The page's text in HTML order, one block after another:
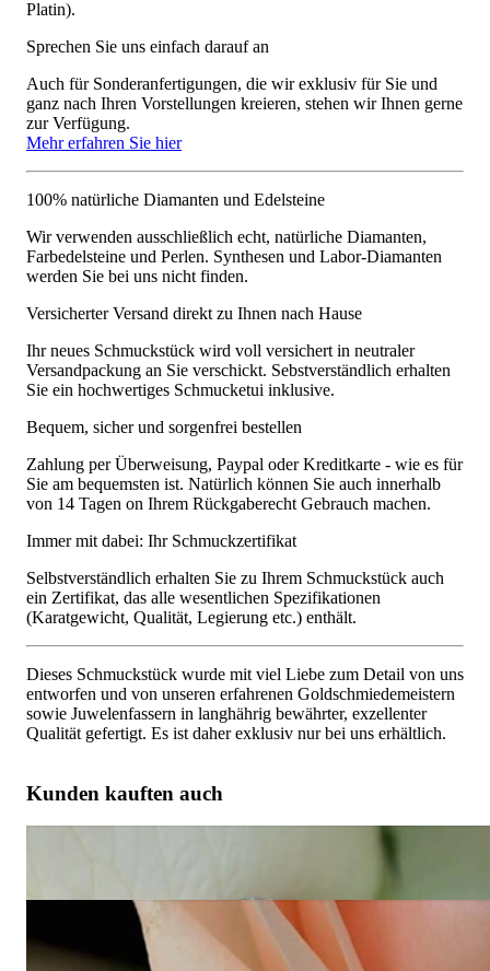
Platin).
Sprechen Sie uns einfach darauf an
Auch für Sonderanfertigungen, die wir exklusiv für Sie und
ganz nach Ihren Vorstellungen kreieren, stehen wir Ihnen gerne
zur Verfügung.
Mehr erfahren Sie hier
100% natürliche Diamanten und Edelsteine
Wir verwenden ausschließlich echt, natürliche Diamanten,
Farbedelsteine und Perlen. Synthesen und Labor-Diamanten
werden Sie bei uns nicht finden.
Versicherter Versand direkt zu Ihnen nach Hause
Ihr neues Schmuckstück wird voll versichert in neutraler
Versandpackung an Sie verschickt. Sebstverständlich erhalten
Sie ein hochwertiges Schmucketui inklusive.
Bequem, sicher und sorgenfrei bestellen
Zahlung per Überweisung, Paypal oder Kreditkarte - wie es für
Sie am bequemsten ist. Natürlich können Sie auch innerhalb
von 14 Tagen on Ihrem Rückgaberecht Gebrauch machen.
Immer mit dabei: Ihr Schmuckzertifikat
Selbstverständlich erhalten Sie zu Ihrem Schmuckstück auch
ein Zertifikat, das alle wesentlichen Spezifikationen
(Karatgewicht, Qualität, Legierung etc.) enthält.
Dieses Schmuckstück wurde mit viel Liebe zum Detail von uns
entworfen und von unseren erfahrenen Goldschmiedemeistern
sowie Juwelenfassern in langhährig bewährter, exzellenter
Qualität gefertigt. Es ist daher exklusiv nur bei uns erhältlich.
Kunden kauften auch
Dreifach verschlungene Brillanten Kreis Ohrgehänge
9.940,00 €